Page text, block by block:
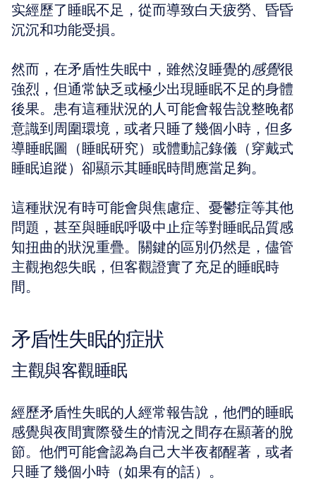
实經歷了睡眠不足，從而導致白天疲勞、昏昏
沉沉和功能受損。
然而，在矛盾性失眠中，雖然沒睡覺的感覺很
強烈，但通常缺乏或極少出現睡眠不足的身體
後果。患有這種狀況的人可能會報告說整晚都
意識到周圍環境，或者只睡了幾個小時，但多
導睡眠圖（睡眠研究）或體動記錄儀（穿戴式
睡眠追蹤）卻顯示其睡眠時間應當足夠。
這種狀況有時可能會與焦慮症、憂鬱症等其他
問題，甚至與睡眠呼吸中止症等對睡眠品質感
知扭曲的狀況重疊。關鍵的區別仍然是，儘管
主觀抱怨失眠，但客觀證實了充足的睡眠時
間。
矛盾性失眠的症狀
主觀與客觀睡眠
經歷矛盾性失眠的人經常報告說，他們的睡眠
感覺與夜間實際發生的情況之間存在顯著的脫
節。他們可能會認為自己大半夜都醒著，或者
只睡了幾個小時（如果有的話）。